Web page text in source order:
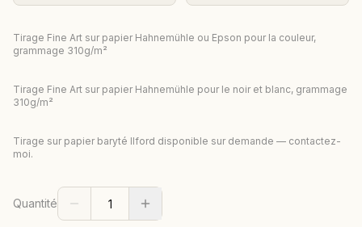
Tirage Fine Art sur papier Hahnemühle ou Epson pour la couleur,
grammage 310g/m²
Tirage Fine Art sur papier Hahnemühle pour le noir et blanc, grammage
310g/m²
Tirage sur papier baryté Ilford disponible sur demande — contactez-
moi.
Quantité